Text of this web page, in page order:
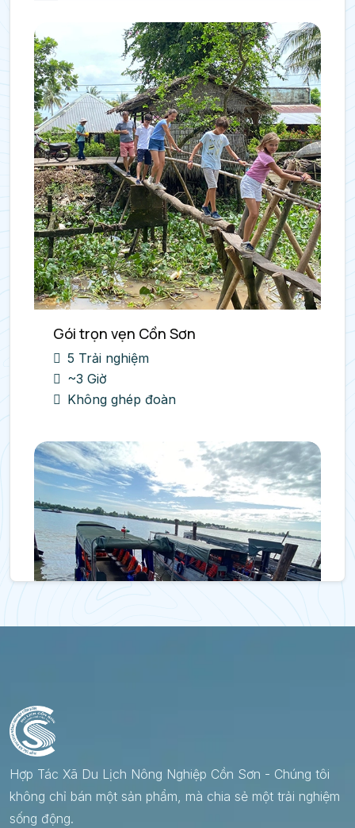
Gói trọn vẹn Cồn Sơn
5 Trải nghiệm
~3 Giờ
Không ghép đoàn
Gói hương vị Miền tây
4 Trải nghiệm
~3.5 Giờ
Không ghép đoàn
Hợp Tác Xã Du Lịch Nông Nghiệp Cồn Sơn - Chúng tôi
không chỉ bán một sản phẩm, mà chia sẻ một trải nghiệm
sống động.